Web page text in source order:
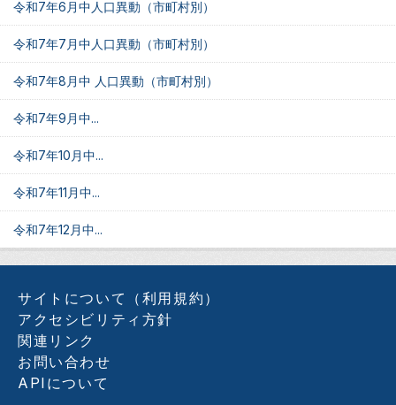
令和7年6月中人口異動（市町村別）
令和7年7月中人口異動（市町村別）
令和7年8月中 人口異動（市町村別）
令和7年9月中...
令和7年10月中...
令和7年11月中...
令和7年12月中...
サイトについて（利用規約）
アクセシビリティ方針
関連リンク
お問い合わせ
APIについて